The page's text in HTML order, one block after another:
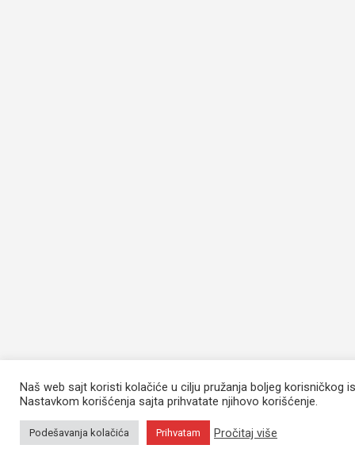
Naš web sajt koristi kolačiće u cilju pružanja boljeg korisničkog
Nastavkom korišćenja sajta prihvatate njihovo korišćenje.
Podešavanja kolačića Prihvatam Pročitaj više